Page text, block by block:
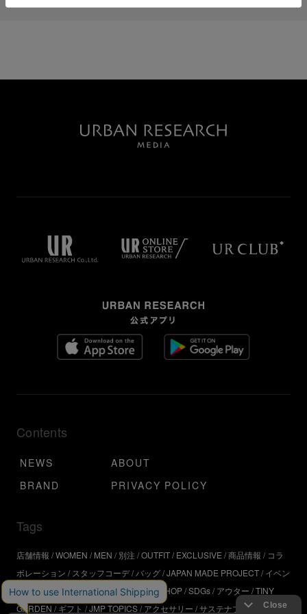
Contents
NEWS
ABOUT
BRAND
PRIVACY POLICY
Tags
店舗情報 WOMEN MEN 別注 OUTFIT EXCLUSIVE 商品情報
コラ
ボレーション
スタッフコーデ バッグ JAPAN MADE PROJECT イベン
ト アウトドア インタビュー WORKSHOP SDGs アウター TINY
GARDEN
ギフト JMP TOPICS アクセサリー サステナブル UR